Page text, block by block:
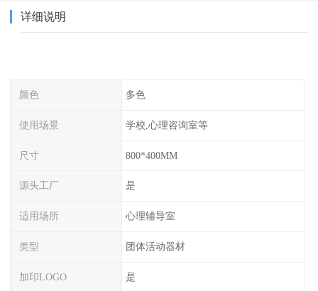
详细说明
颜色 多色
使用场景 学校,心理咨询室等
尺寸 800*400MM
源头工厂 是
适用场所 心理辅导室
类型 团体活动器材
加印LOGO 是